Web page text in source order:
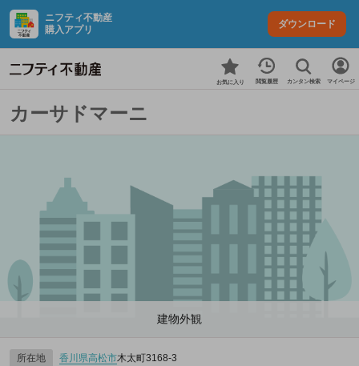
ニフティ不動産
購入アプリ
ダウンロード
お気に入り 閲覧履歴 カンタン検索 マイページ
カーサドマーニ
建物外観
所在地 香川県高松市木太町3168‐3